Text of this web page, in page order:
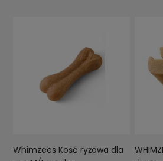
Whimzees Kość ryżowa dla